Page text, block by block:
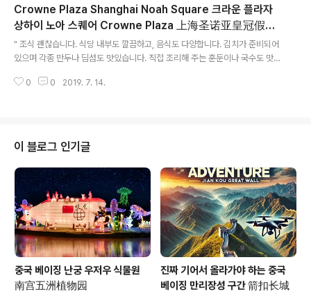
셔틀버스 홍차오 공항에서 Holiday Inn Shanghai Hongqiao 호텔까지 택
시 타고 가면 택시 기사들이 무쟈게 압력줍니다. 때로는 욕도 하구요.. 자기 몇시
간 기다렸는데, 고객 30여위..
Crowne Plaza Shanghai Noah Square 크라운 플라자
상하이 노아 스퀘어 Crowne Plaza 上海圣诺亚皇冠假日
酒店
" 조식 괜찮습니다. 식당 내부도 깔끔하고, 음식도 다양합니다. 김치가 준비되어
있으며 각종 만두나 딤섬도 맛있습니다. 직접 조리해 주는 훈둔이나 국수도 맛
니다. " 2015/07/24 - [중국 생활/여행] - Crowne Plaza Shanghai Noa
옵니다. 플레티넘 엠버써더로 룸 업그.. alexnam.com
0 0 2019. 7. 14.
이 블로그 인기글
중국 베이징 난궁 우저우 식물원
南宫五洲植物园
진짜 기어서 올라가야 하는 중국
베이징 만리장성 구간 箭扣长城